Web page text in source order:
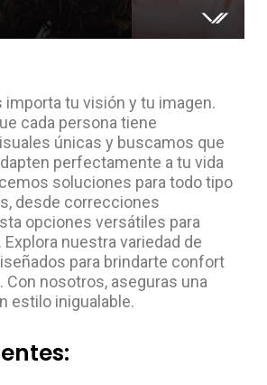
importa tu visión y tu imagen.
cada persona tiene
únicas y buscamos que
perfectamente a tu vida
soluciones para todo tipo
desde correcciones
opciones versátiles para
nuestra variedad de
para brindarte confort
Con nosotros, aseguras una
estilo inigualable.